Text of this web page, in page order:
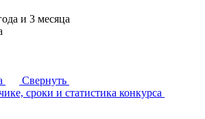
и 3 месяца
Свернуть
сроки и статистика конкурса